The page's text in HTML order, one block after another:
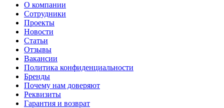
О компании
Сотрудники
Проекты
Новости
Статьи
Отзывы
Вакансии
Политика конфиденциальности
Бренды
Почему нам доверяют
Реквизиты
Гарантия и возврат